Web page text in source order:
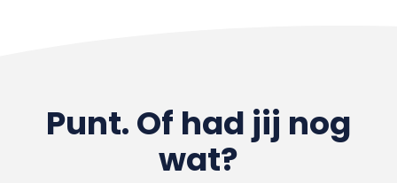
Punt. Of had jij nog
wat?